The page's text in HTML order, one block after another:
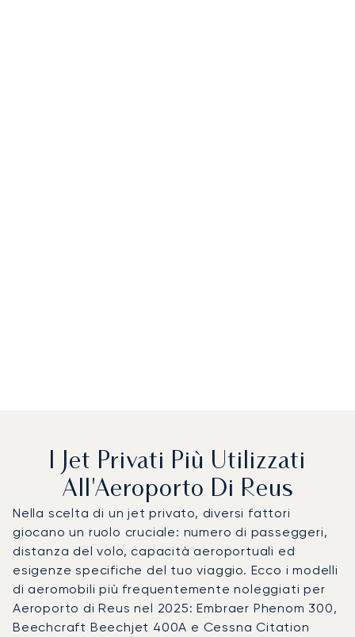
I Jet Privati Più Utilizzati
All'Aeroporto Di Reus
Nella scelta di un jet privato, diversi fattori
giocano un ruolo cruciale: numero di passeggeri,
distanza del volo, capacità aeroportuali ed
esigenze specifiche del tuo viaggio. Ecco i modelli
di aeromobili più frequentemente noleggiati per
Aeroporto di Reus nel 2025: Embraer Phenom 300,
Beechcraft Beechjet 400A e Cessna Citation